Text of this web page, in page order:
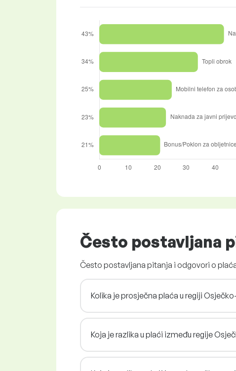
Često postavljana
Često postavljana pitanja i odgovori o
Kolika je prosječna plaća u regiji
Koja je razlika u plaći između regije